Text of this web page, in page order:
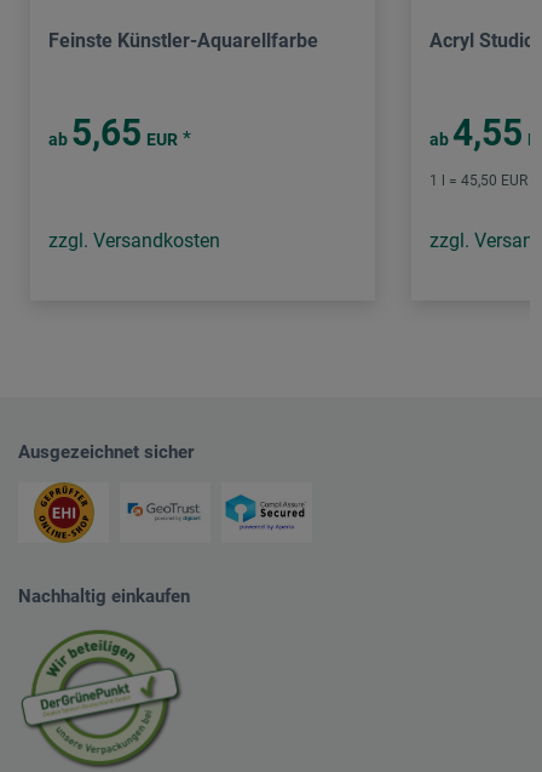
Feinste Künstler-Aquarellfarbe
ab 5,65 EUR *
zzgl. Versandkosten
Acryl Studio
ab 4,55
1 l = 45,50 EUR
zzgl.
Ausgezeichnet sicher
Nachhaltig einkaufen